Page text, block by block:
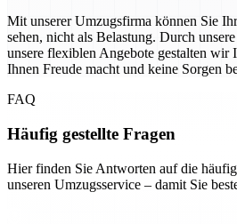
Mit unserer Umzugsfirma können Sie
sehen, nicht als Belastung. Durch
unsere flexiblen Angebote gestalten wir
Ihnen Freude macht und keine Sorgen
FAQ
Häufig gestellte Fragen
Hier finden Sie Antworten auf die
unseren Umzugsservice – damit Sie